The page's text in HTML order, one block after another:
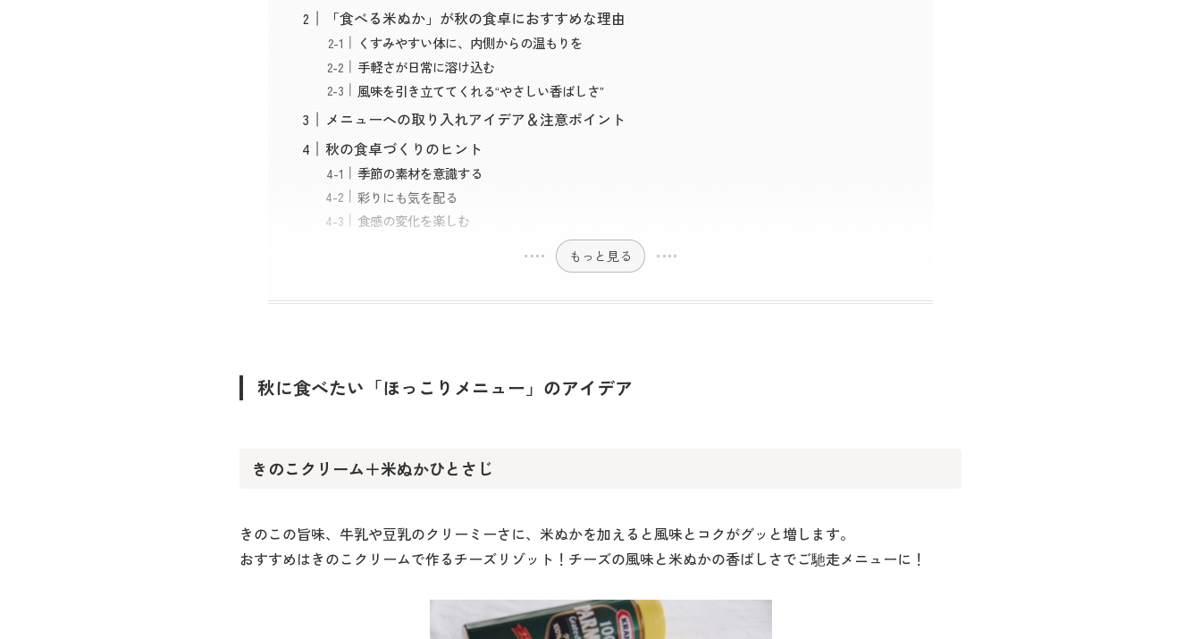
「食べる米ぬか」が秋の食卓におすすめな理由
くすみやすい体に、内側からの温もりを
手軽さが日常に溶け込む
風味を引き立ててくれる“やさしい香ばしさ”
メニューへの取り入れアイデア＆注意ポイント
秋の食卓づくりのヒント
季節の素材を意識する
彩りにも気を配る
食感の変化を楽しむ
もっと見る
秋に食べたい「ほっこりメニュー」のアイデア
きのこクリーム＋米ぬかひとさじ
きのこの旨味、牛乳や豆乳のクリーミーさに、米ぬかを加えると風味とコクがグッと増します。
おすすめはきのこクリームで作るチーズリゾット！チーズの風味と米ぬかの香ばしさでご馳走メニューに！